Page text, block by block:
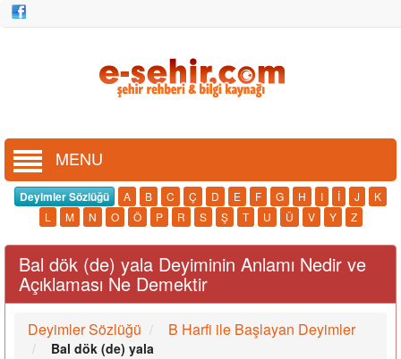
MENU
Deyimler Sözlüğü A B C Ç D E F G H I İ J
K
L
M N O Ö P R S Ş T U Ü V Y Z
Bal dök (de) yala Deyiminin Anlamı Nedir ve
Açıklaması Ne Demektir
Deyimler Sözlüğü B Harfi ile Başlayan Deyimler
Bal dök (de) yala